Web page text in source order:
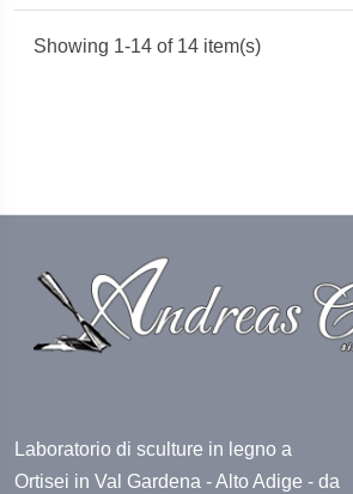
Showing 1-14 of 14 item(s)
Laboratorio di sculture in legno a
Ortisei in Val Gardena - Alto Adige - da